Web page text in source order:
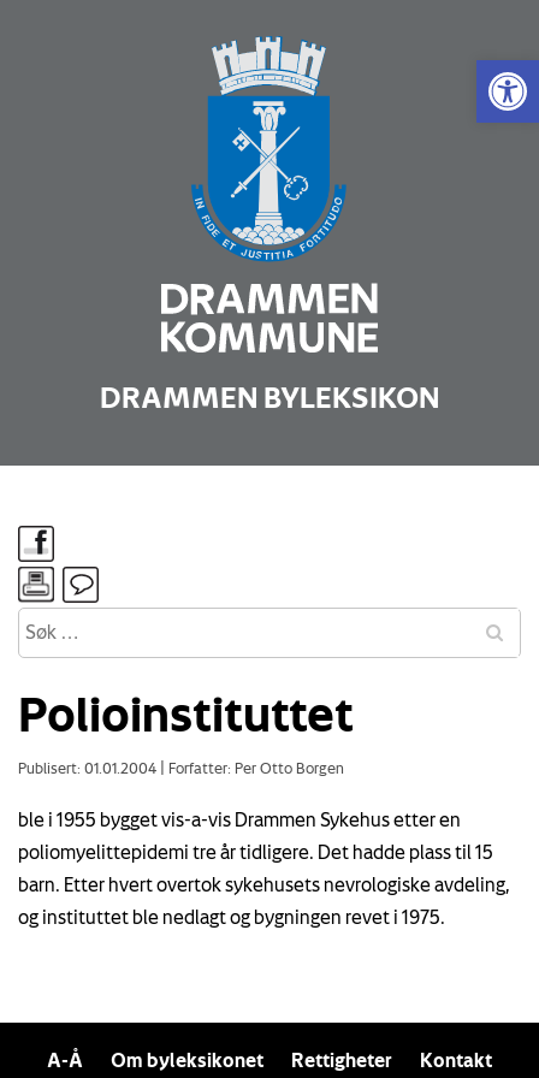
Vis
DRAMMEN BYLEKSIKON
Polioinstituttet
Publisert: 01.01.2004 Forfatter: Per Otto Borgen
ble i 1955 bygget vis-a-vis Drammen Sykehus etter en
poliomyelittepidemi tre år tidligere. Det hadde plass til 15
barn. Etter hvert overtok sykehusets nevrologiske avdeling,
og instituttet ble nedlagt og bygningen revet i 1975.
A-Å Om byleksikonet Rettigheter Kontakt